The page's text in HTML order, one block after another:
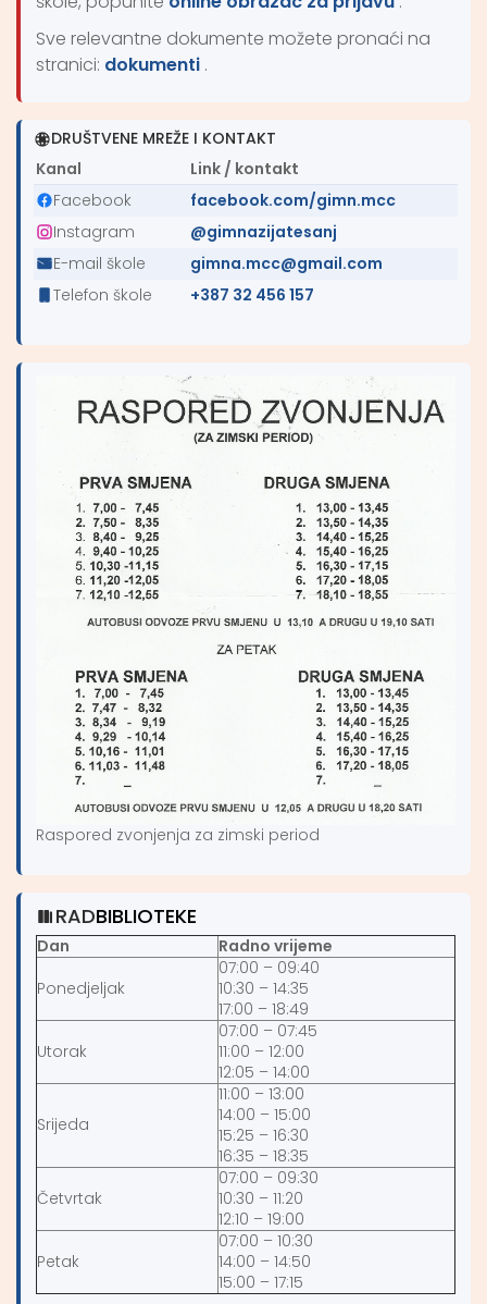
Sve relevantne dokumente možete pronaći na
stranici: dokumenti .
DRUŠTVENE MREŽE I KONTAKT
Kanal
Link / kontakt
Facebook
facebook.com/gimn.mcc
Instagram
@gimnazijatesanj
E-mail škole
gimna.mcc@gmail.com
Telefon škole
+387 32 456 157
Raspored zvonjenja za zimski period
RADBIBLIOTEKE
Dan
Radno vrijeme
Ponedjeljak
07:00 – 09:40
10:30 – 14:35
17:00 – 18:49
Utorak
07:00 – 07:45
11:00 – 12:00
12:05 – 14:00
Srijeda
11:00 – 13:00
14:00 – 15:00
15:25 – 16:30
16:35 – 18:35
Četvrtak
07:00 – 09:30
10:30 – 11:20
12:10 – 19:00
Petak
07:00 – 10:30
14:00 – 14:50
15:00 – 17:15